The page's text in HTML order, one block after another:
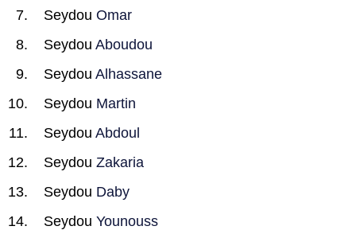
Seydou Omar
Seydou Aboudou
Seydou Alhassane
Seydou Martin
Seydou Abdoul
Seydou Zakaria
Seydou Daby
Seydou Younouss